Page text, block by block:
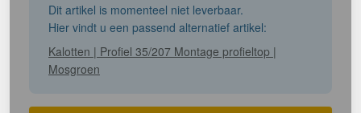
Dit artikel is momenteel niet leverbaar.
Hier vindt u een passend alternatief artikel:
Kalotten | Profiel 35/207 Montage profieltop |
Mosgroen